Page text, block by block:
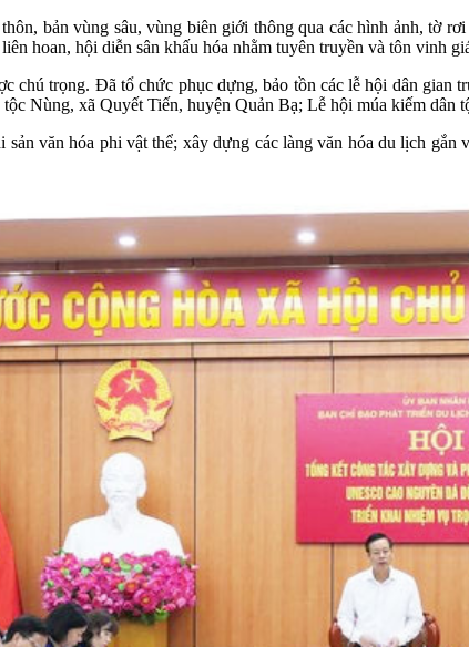
bản vùng sâu, vùng biên giới thông qua các hình ảnh, tờ
hoan, hội diễn sân khấu hóa nhằm tuyên truyền và tôn vinh
chú trọng. Đã tổ chức phục dựng, bảo tồn các lễ hội dân
Nùng, xã Quyết Tiến, huyện Quản Bạ; Lễ hội múa kiếm dân
sản văn hóa phi vật thể; xây dựng các làng văn hóa du lịch